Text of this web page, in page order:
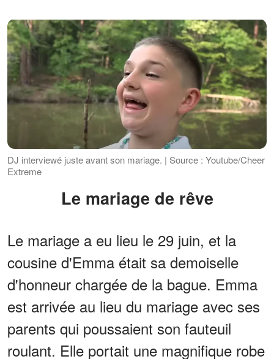
DJ interviewé juste avant son mariage. | Source : Youtube/Cheer
Extreme
Le mariage de rêve
Le mariage a eu lieu le 29 juin, et la
cousine d'Emma était sa demoiselle
d'honneur chargée de la bague. Emma
est arrivée au lieu du mariage avec ses
parents qui poussaient son fauteuil
roulant. Elle portait une magnifique robe